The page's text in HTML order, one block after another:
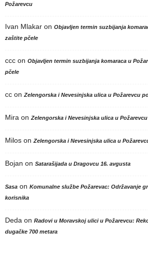
Požarevcu
Ivan Mlakar on Objavljen termin suzbijanja
zaštite pčele
ccc on Objavljen termin suzbijanja komaraca u
pčele
cc on Zelengorska i Nevesinjska ulica u Požarevcu
Mira on Zelengorska i Nevesinjska ulica u
Milos on Zelengorska i Nevesinjska ulica u
Bojan on Satarašijada u Dragovcu 16. avgusta
Sasa on Komunalne službe Požarevac: Održavanje
korisnika
Deda on Radovi u Moravskoj ulici u Požarevcu:
dugačke 700 metara